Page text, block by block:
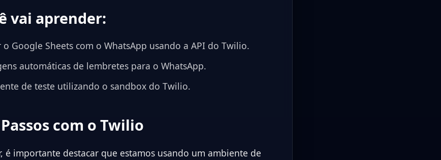
vai aprender:
Google Sheets com o WhatsApp usando a API do Twilio.
automáticas de lembretes para o WhatsApp.
de teste utilizando o sandbox do Twilio.
com o Twilio
é importante destacar que estamos usando um ambiente de